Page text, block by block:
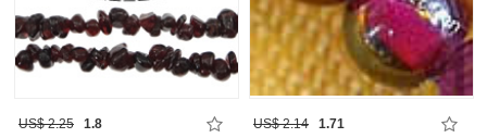
US$ 2.25 1.8 US$ 2.14 1.71